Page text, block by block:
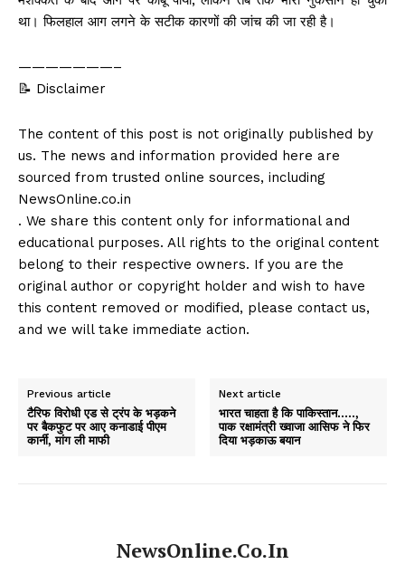
था। फिलहाल आग लगने के सटीक कारणों की जांच की जा रही है।
———————–
📝 Disclaimer
The content of this post is not originally published by
us. The news and information provided here are
sourced from trusted online sources, including
NewsOnline.co.in
. We share this content only for informational and
educational purposes. All rights to the original content
belong to their respective owners. If you are the
original author or copyright holder and wish to have
this content removed or modified, please contact us,
and we will take immediate action.
Previous article
टैरिफ विरोधी एड से ट्रंप के भड़कने
पर बैकफुट पर आए कनाडाई पीएम
कार्नी, मांग ली माफी
Next article
भारत चाहता है कि पाकिस्तान…..,
पाक रक्षामंत्री ख्वाजा आसिफ ने फिर
दिया भड़काऊ बयान
NewsOnline.co.in